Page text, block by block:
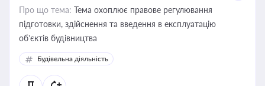
Про що тема: Тема охоплює правове регулювання
підготовки, здійснення та введення в експлуатацію
об’єктів будівництва
Будівельна діяльність